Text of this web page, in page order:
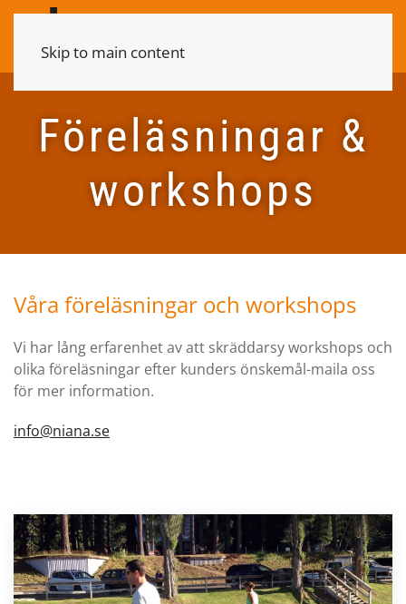
Skip to main content
Föreläsningar &
workshops
Våra föreläsningar och workshops
Vi har lång erfarenhet av att skräddarsy workshops och
olika föreläsningar efter kunders önskemål-maila oss
för mer information.
info@niana.se